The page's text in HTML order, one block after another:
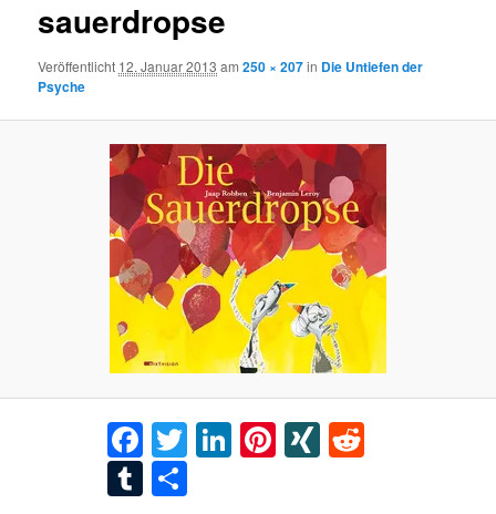
sauerdropse
Veröffentlicht 12. Januar 2013 am250 × 207in Die Untiefen der
Psyche
Facebook
Twitter
LinkedIn
Pinterest
XING
Tumblr